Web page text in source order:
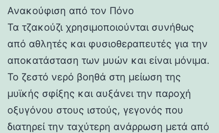
Ανακούφιση από τον Πόνο
Τα τζακούζι χρησιμοποιούνται συνήθως
από αθλητές και φυσιοθεραπευτές για την
αποκατάσταση των μυών και είναι μόνιμα.
Το ζεστό νερό βοηθά στη μείωση της
μυϊκής σφίξης και αυξάνει την παροχή
οξυγόνου στους ιστούς, γεγονός που
διατηρεί την ταχύτερη ανάρρωση μετά από